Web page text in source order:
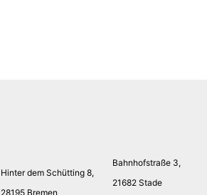
Hinter dem Schütting 8,
28195 Bremen
Bahnhofstraße 3,
21682 Stade